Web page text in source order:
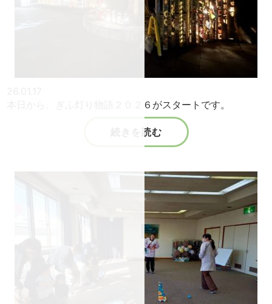
本日から、ぎふ灯り物語２０２６がスタートです。
続きを読む